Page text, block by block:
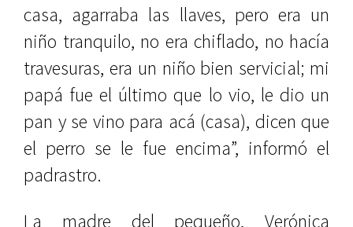
casa, agarraba las llaves, pero era un
niño tranquilo, no era chiflado, no hacía
travesuras, era un niño bien servicial; mi
papá fue el último que lo vio, le dio un
pan y se vino para acá (casa), dicen que
el perro se le fue encima”, informó el
padrastro.
La madre del pequeño, Verónica